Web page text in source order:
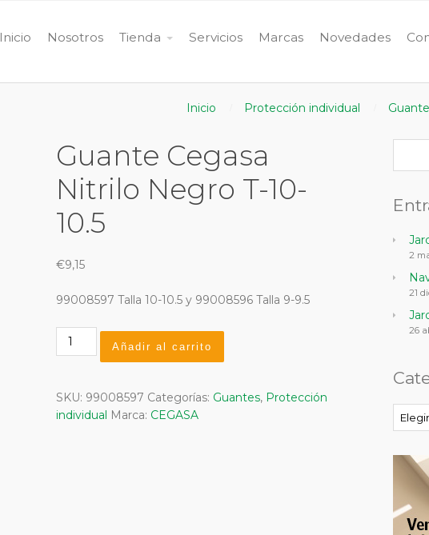
Inicio Nosotros Tienda Servicios Marcas Novedades
Inicio Protección individual
Guante Cegasa
Nitrilo Negro T-10-
10.5
€9,15
99008597 Talla 10-10.5 y 99008596 Talla 9-9.5
Guante
Cegasa
T-
10-
Añadir al carrito
SKU: 99008597 Categorías: Guantes, Protección
individual Marca: CEGASA
2
21
26